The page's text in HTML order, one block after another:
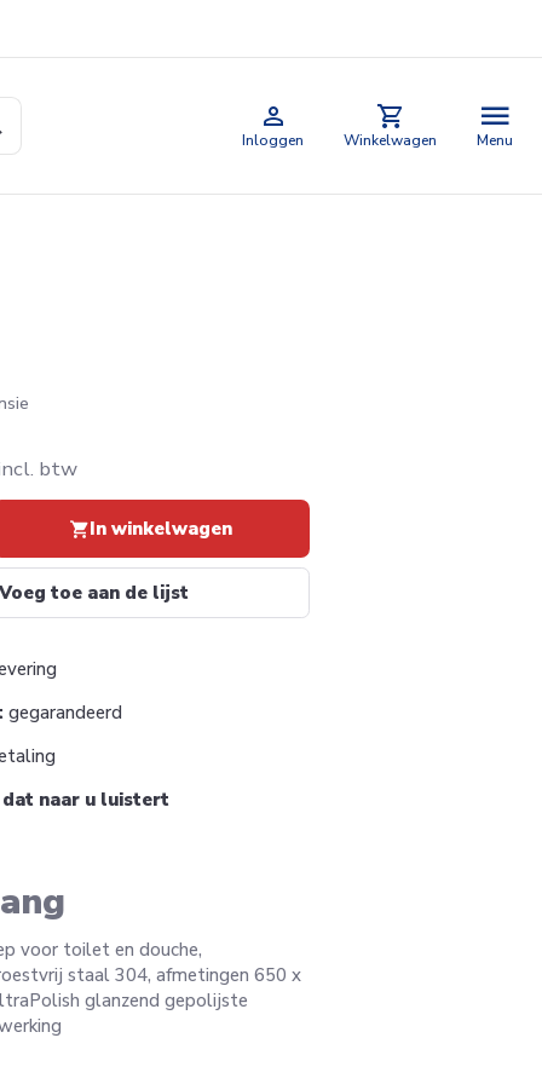
Inloggen Winkelwagen Menu
btw
In winkelwagen
toe aan de lijst
gegarandeerd
dat naar u luistert
voor toilet en douche,
staal 304, afmetingen 650 x
glanzend gepolijste